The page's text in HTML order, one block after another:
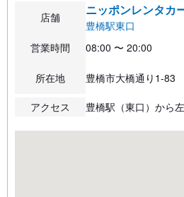
店舗 ニッポンレンタカ
豊橋駅東口
営業時間 08:00 〜 20:00
所在地 豊橋市大橋通り1-83
アクセス 豊橋駅（東口）から